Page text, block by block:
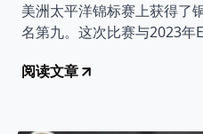
美洲太平洋锦标赛上获得了
名第九。这次比赛与2023
然。详情请阅读报道。
阅读文章